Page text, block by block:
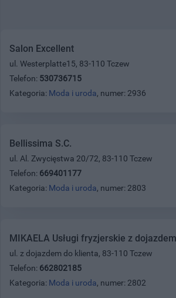
Salon Excellent
ul. Westerplatte15, 83-110 Tczew
Telefon: 530736715
Kategoria: Moda i uroda, numer: 2936
Bellissima S.C.
ul. Al. Zwycięstwa 20/72, 83-110 Tczew
Telefon: 669401177
Kategoria: Moda i uroda, numer: 2803
MIKAELA Usługi fryzjerskie z
ul. z dojazdem do klienta, 83-110 Tczew
Telefon: 662802185
Kategoria: Moda i uroda, numer: 2802